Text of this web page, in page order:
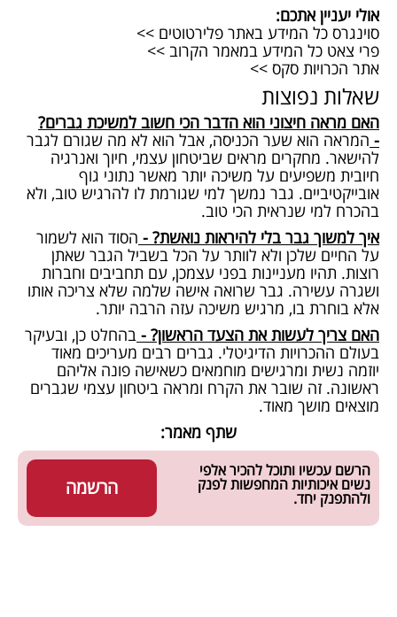
אולי יעניין אתכם:
סוינגרס כל המידע באתר פלירטוטים >>
פרי צאט כל המידע במאמר הקרוב >>
אתר הכרויות סקס >>
שאלות נפוצות
האם מראה חיצוני הוא הדבר הכי חשוב למשיכת גברים?
- המראה הוא שער הכניסה, אבל הוא לא מה שגורם לגבר
להישאר. מחקרים מראים שביטחון עצמי, חיוך ואנרגיה
חיובית משפיעים על משיכה יותר מאשר נתוני גוף
אובייקטיביים. גבר נמשך למי שגורמת לו להרגיש טוב, ולא
בהכרח למי שנראית הכי טוב.
איך למשוך גבר בלי להיראות נואשת? - הסוד הוא לשמור
על החיים שלכן ולא לוותר על הכל בשביל הגבר שאתן
רוצות. תהיו מעניינות בפני עצמכן, עם תחביבים וחברות
ושגרה עשירה. גבר שרואה אישה שלמה שלא צריכה אותו
אלא בוחרת בו, מרגיש משיכה עזה הרבה יותר.
האם צריך לעשות את הצעד הראשון? - בהחלט כן, ובעיקר
בעולם ההכרויות הדיגיטלי. גברים רבים מעריכים מאוד
יוזמה נשית ומרגישים מוחמאים כשאישה פונה אליהם
ראשונה. זה שובר את הקרח ומראה ביטחון עצמי שגברים
מוצאים מושך מאוד.
שתף מאמר:
הרשמה
הרשם עכשיו ותוכל להכיר אלפי
נשים איכותיות המחפשות לפנק
ולהתפנק יחד.